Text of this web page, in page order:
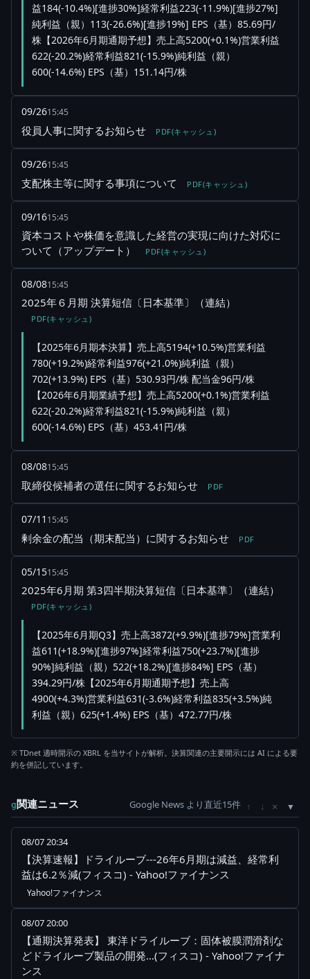
益184(-10.4%)[進捗30%]経常利益223(-11.9%)[進捗27%]
純利益（親）113(-26.6%)[進捗19%] EPS（基）85.69円/
株【2026年6月期通期予想】売上高5200(+0.1%)営業利益
622(-20.2%)経常利益821(-15.9%)純利益（親）
600(-14.6%) EPS（基）151.14円/株
09/2615:45
役員人事に関するお知らせ PDF(キャッシュ)
09/2615:45
支配株主等に関する事項について PDF(キャッシュ)
09/1615:45
資本コストや株価を意識した経営の実現に向けた対応に
ついて（アップデート）
PDF(キャッシュ)
08/0815:45
2025年６月期 決算短信〔日本基準〕（連結）
PDF(キャッシュ)
【2025年6月期本決算】売上高5194(+10.5%)営業利益
780(+19.2%)経常利益976(+21.0%)純利益（親）
702(+13.9%) EPS（基）530.93円/株 配当金96円/株
【2026年6月期業績予想】売上高5200(+0.1%)営業利益
622(-20.2%)経常利益821(-15.9%)純利益（親）
600(-14.6%) EPS（基）453.41円/株
08/0815:45
取締役候補者の選任に関するお知らせ PDF
07/11 15:45
剰余金の配当（期末配当）に関するお知らせ PDF
05/1515:45
2025年6月期 第3四半期決算短信〔日本基準〕（連結）
PDF(キャッシュ)
【2025年6月期Q3】売上高3872(+9.9%)[進捗79%]営業利
益611(+18.9%)[進捗97%]経常利益750(+23.7%)[進捗
90%]純利益（親）522(+18.2%)[進捗84%] EPS（基）
394.29円/株【2025年6月期通期予想】売上高
4900(+4.3%)営業利益631(-3.6%)経常利益835(+3.5%)純
利益（親）625(+1.4%) EPS（基）472.77円/株
※ TDnet 適時開示の XBRL を当サイトが解析。決算関連の主要開示には AI による要
約を併記しています。
g関連ニュース Google News より直近15件 ↑ ↓ ×
08/07 20:34
【決算速報】ドライルーブ---26年6月期は減益、経常利
益は6.2％減(フィスコ) - Yahoo!ファイナンス
Yahoo!ファイナンス
08/07 20:00
【通期決算発表】 東洋ドライルーブ：固体被膜潤滑剤な
どドライルーブ製品の開発…(フィスコ) - Yahoo!ファイナ
ンス